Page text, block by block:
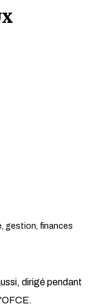
gestion, finances
dirigé pendant